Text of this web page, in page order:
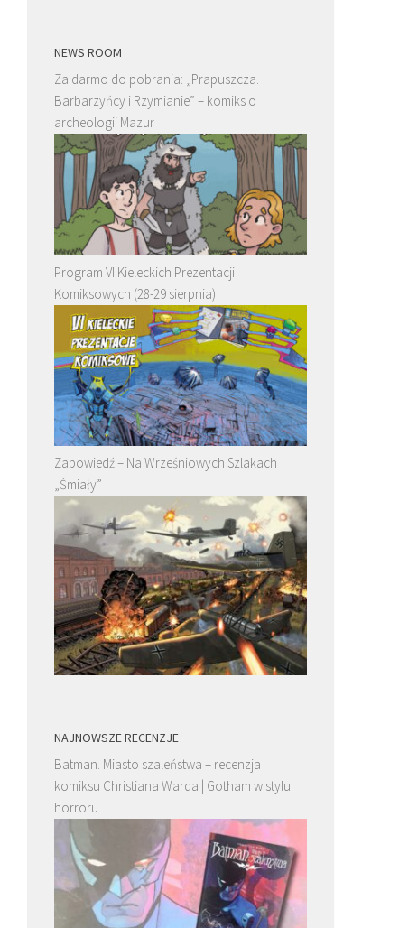
NEWS ROOM
Za darmo do pobrania: „Prapuszcza.
Barbarzyńcy i Rzymianie” – komiks o
archeologii Mazur
Program VI Kieleckich Prezentacji
Komiksowych (28-29 sierpnia)
Zapowiedź – Na Wrześniowych Szlakach
„Śmiały”
NAJNOWSZE RECENZJE
Batman. Miasto szaleństwa – recenzja
komiksu Christiana Warda | Gotham w stylu
horroru